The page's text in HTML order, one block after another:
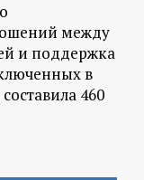
между
и поддержка
в
460